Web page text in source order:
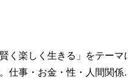
万円になった経験から
が、そこで大負け。全財
く楽しく生きる」をテー
仕事・お金・性・人間関